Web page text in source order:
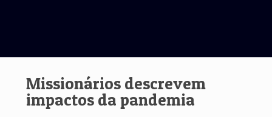
Missionários descrevem
impactos da pandemia